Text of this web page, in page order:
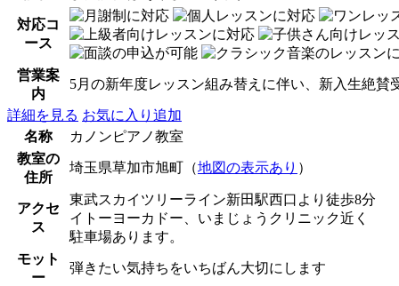
対応コ
ース
営業案
内
5月の新年度レッスン組み替えに伴い、新入生絶賛
詳細を見る お気に入り追加
名称
カノンピアノ教室
教室の
住所
埼玉県草加市旭町（地図の表示あり ）
アクセ
ス
東武スカイツリーライン新田駅西口より徒歩8分
イトーヨーカドー、いまじょうクリニック近く
駐車場あります。
モット
ー
弾きたい気持ちをいちばん大切にします